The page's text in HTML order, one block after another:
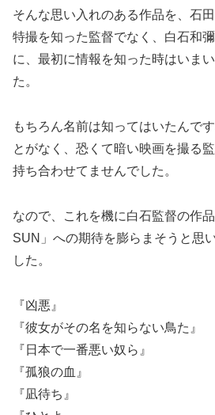
そんな思い入れのある作品を、石
特撮を知った監督でなく、白石和
に、最初に情報を知った時はいま
た。
もちろん名前は知ってはいたんで
とがなく、恐くて暗い映画を撮る
持ち合わせてませんでした。
なので、これを機に白石監督の作
SUN」への期待を膨らまそうと思
した。
『凶悪』
『彼女がその名を知らない鳥た』
『日本で一番悪い奴ら』
『孤狼の血』
『凪待ち』